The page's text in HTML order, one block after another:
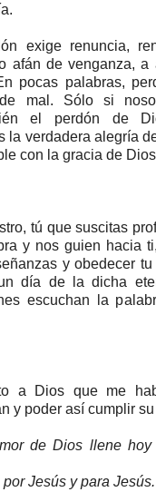
exige renuncia,
afán de venganza, a
pocas palabras,
mal. Sólo si
el perdón de
la verdadera alegría
con la gracia de
tú que suscitas
y nos guien hacia
y obedecer
día de la dicha
escuchan la
a Dios que me
y poder así cumplir
de Dios llene
Jesús y para Jesús.